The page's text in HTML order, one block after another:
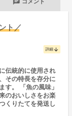
コメント
ト／
詳細 arrow_downward
伝統的に使用され
その特長を存分に
す。 「魚の風味」
のおいしさをお楽
くりたてを発送し